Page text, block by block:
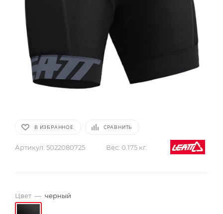
В ИЗБРАННОЕ СРАВНИТЬ
Артикул: 5022080725 Вес: 0.175 кг.
Цвет — черный